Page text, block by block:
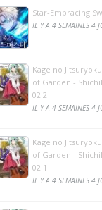
Star-Embracing
IL Y A 4 SEMAINES 4
Kage no
of Garden -
02.2
IL Y A 4 SEMAINES 4
Kage no
of Garden -
02.1
IL Y A 4 SEMAINES 4